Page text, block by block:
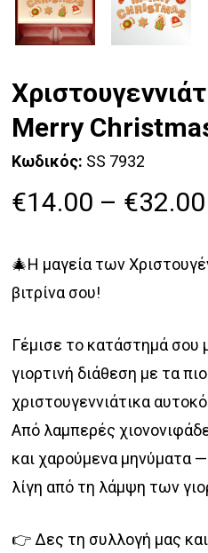
Merry
Κωδικός: SS 7932
€14.00 – €32.00
🎄Η μαγεία των
βιτρίνα σου!
Γέμισε το κατάστημά σου
γιορτινή διάθεση με τα
χριστουγεννιάτικα
Από λαμπερές
και χαρούμενα μηνύματα
λίγη από τη λάμψη των
👉 Δες τη συλλογή μας